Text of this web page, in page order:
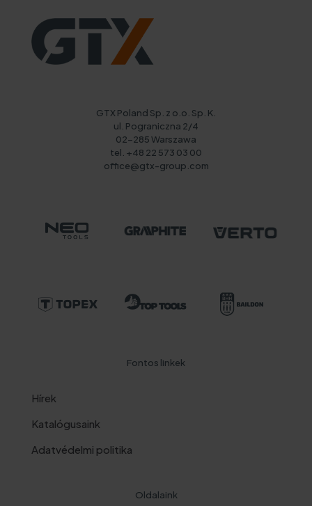
GTX Poland Sp. z o.o. Sp. K.
ul. Pograniczna 2/4
02-285 Warszawa
tel. +48 22 573 03 00
office@gtx-group.com
Fontos linkek
Hírek
Katalógusaink
Adatvédelmi politika
Oldalaink